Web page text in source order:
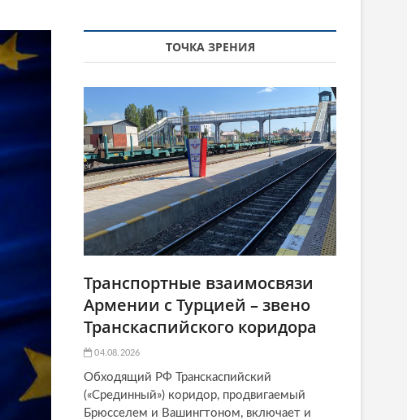
ТОЧКА ЗРЕНИЯ
Транспортные взаимосвязи
Армении с Турцией – звено
Транскаспийского коридора
04.08.2026
Обходящий РФ Транскаспийский
(«Срединный») коридор, продвигаемый
Брюсселем и Вашингтоном, включает и